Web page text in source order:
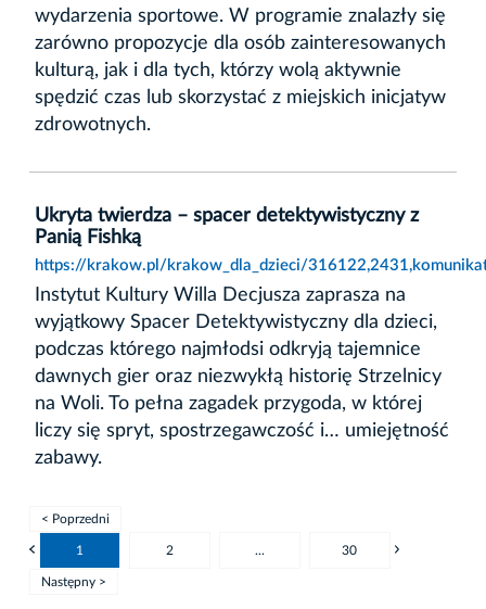
wydarzenia sportowe. W programie znalazły się
zarówno propozycje dla osób zainteresowanych
kulturą, jak i dla tych, którzy wolą aktywnie
spędzić czas lub skorzystać z miejskich inicjatyw
zdrowotnych.
Ukryta twierdza – spacer detektywistyczny z
Panią Fishką
https://krakow.pl/krakow_dla_dzieci/
Instytut Kultury Willa Decjusza zaprasza na
wyjątkowy Spacer Detektywistyczny dla dzieci,
podczas którego najmłodsi odkryją tajemnice
dawnych gier oraz niezwykłą historię Strzelnicy
na Woli. To pełna zagadek przygoda, w której
liczy się spryt, spostrzegawczość i… umiejętność
zabawy.
< Poprzedni
1 2 ... 30
Następny >